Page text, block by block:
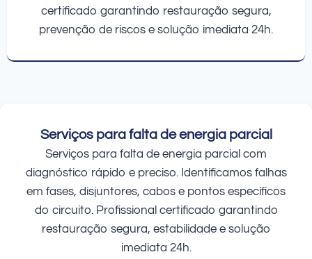
certificado garantindo restauração segura,
prevenção de riscos e solução imediata 24h.
Serviços para falta de energia parcial
Serviços para falta de energia parcial com
diagnóstico rápido e preciso. Identificamos falhas
em fases, disjuntores, cabos e pontos específicos
do circuito. Profissional certificado garantindo
restauração segura, estabilidade e solução
imediata 24h.